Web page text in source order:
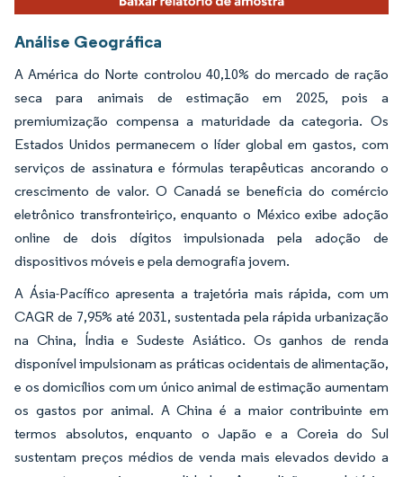
Análise Geográfica
A América do Norte controlou 40,10% do mercado de ração
seca para animais de estimação em 2025, pois a
premiumização compensa a maturidade da categoria. Os
Estados Unidos permanecem o líder global em gastos, com
serviços de assinatura e fórmulas terapêuticas ancorando o
crescimento de valor. O Canadá se beneficia do comércio
eletrônico transfronteiriço, enquanto o México exibe adoção
online de dois dígitos impulsionada pela adoção de
dispositivos móveis e pela demografia jovem.
A Ásia-Pacífico apresenta a trajetória mais rápida, com um
CAGR de 7,95% até 2031, sustentada pela rápida urbanização
na China, Índia e Sudeste Asiático. Os ganhos de renda
disponível impulsionam as práticas ocidentais de alimentação,
e os domicílios com um único animal de estimação aumentam
os gastos por animal. A China é a maior contribuinte em
termos absolutos, enquanto o Japão e a Coreia do Sul
sustentam preços médios de venda mais elevados devido a